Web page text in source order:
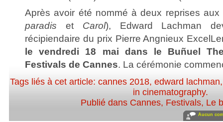
Après avoir été nommé à deux reprises
paradis et Carol), Edward Lachman
récipiendaire du prix Pierre Angnieux
le vendredi 18 mai dans le Buñuel
Festivals de Cannes. La cérémonie
Tags liés à cet article: cannes 2018, edward lachman
in cinematography.
Publié dans Cannes, Festivals, Le
Aucun